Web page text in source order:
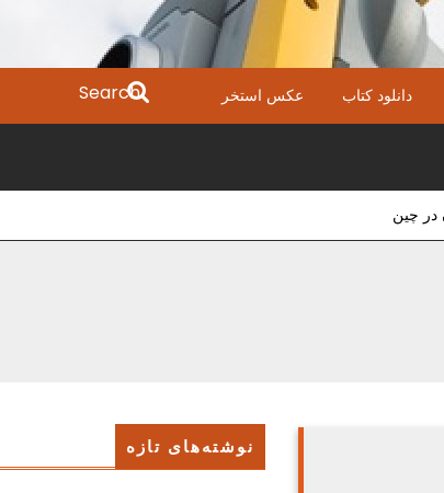
دانلود کتاب عکس استخر
Search
for:
چین
نوشته‌های تازه